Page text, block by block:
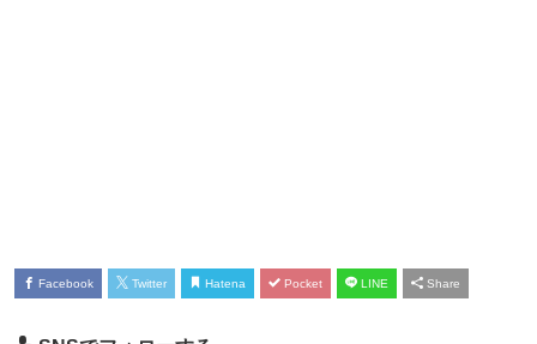
Facebook Twitter Hatena Pocket LINE Share